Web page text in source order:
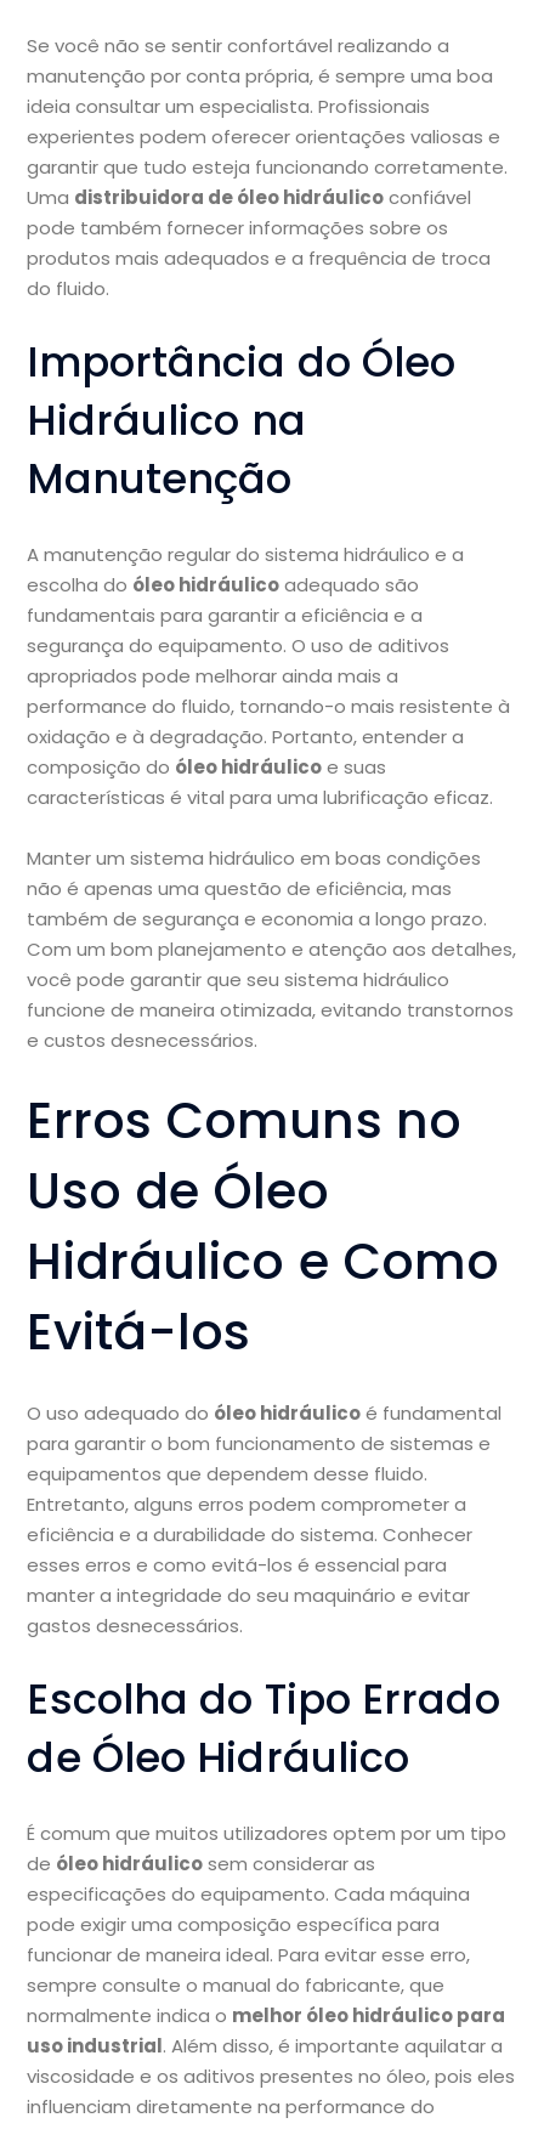
Se você não se sentir confortável realizando a
manutenção por conta própria, é sempre uma boa
ideia consultar um especialista. Profissionais
experientes podem oferecer orientações valiosas e
garantir que tudo esteja funcionando corretamente.
Uma distribuidora de óleo hidráulicoconfiável
pode também fornecer informações sobre os
produtos mais adequados e a frequência de troca
do fluido.
Importância do Óleo
Hidráulico na
Manutenção
A manutenção regular do sistema hidráulico e a
escolha do óleo hidráulicoadequado são
fundamentais para garantir a eficiência e a
segurança do equipamento. O uso de aditivos
apropriados pode melhorar ainda mais a
performance do fluido, tornando-o mais resistente à
oxidação e à degradação. Portanto, entender a
composição do óleo hidráulicoe suas
características é vital para uma lubrificação eficaz.
Manter um sistema hidráulico em boas condições
não é apenas uma questão de eficiência, mas
também de segurança e economia a longo prazo.
Com um bom planejamento e atenção aos detalhes,
você pode garantir que seu sistema hidráulico
funcione de maneira otimizada, evitando transtornos
e custos desnecessários.
Erros Comuns no
Uso de Óleo
Hidráulico e Como
Evitá-los
O uso adequado do óleo hidráulicoé fundamental
para garantir o bom funcionamento de sistemas e
equipamentos que dependem desse fluido.
Entretanto, alguns erros podem comprometer a
eficiência e a durabilidade do sistema. Conhecer
esses erros e como evitá-los é essencial para
manter a integridade do seu maquinário e evitar
gastos desnecessários.
Escolha do Tipo Errado
de Óleo Hidráulico
É comum que muitos utilizadores optem por um tipo
de óleo hidráulicosem considerar as
especificações do equipamento. Cada máquina
pode exigir uma composição específica para
funcionar de maneira ideal. Para evitar esse erro,
sempre consulte o manual do fabricante, que
normalmente indica o melhor óleo hidráulico para
uso industrial. Além disso, é importante aquilatar a
viscosidade e os aditivos presentes no óleo, pois eles
influenciam diretamente na performance do